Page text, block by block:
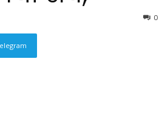
0